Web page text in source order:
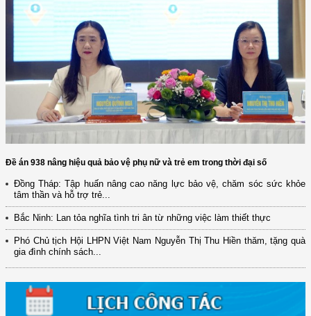
Đề án 938 nâng hiệu quả bảo vệ phụ nữ và trẻ em trong thời đại số
Đồng Tháp: Tập huấn nâng cao năng lực bảo vệ, chăm sóc sức khỏe
tâm thần và hỗ trợ trẻ...
Bắc Ninh: Lan tỏa nghĩa tình tri ân từ những việc làm thiết thực
Phó Chủ tịch Hội LHPN Việt Nam Nguyễn Thị Thu Hiền thăm, tặng quà
gia đình chính sách...
(12/TB-HĐKH) V/v đăng ký, đề xuất nhiệm vụ Khoa học, công nghệ và
(898/KH/ĐCT) Kế hoạch thực hiện Quyết định số 2415/QĐ-TTg ngày
31/10/2025 ...
(417/QĐ-BNNMT) Quyết định phê duyệt Chương trình mục tiêu quốc gia
xây dựng ...
(891/KH-ĐCT) Kế hoạch thực hiện Nghị quyết số 72-NQ/TW ngày
9/9/2025 của Bộ ...